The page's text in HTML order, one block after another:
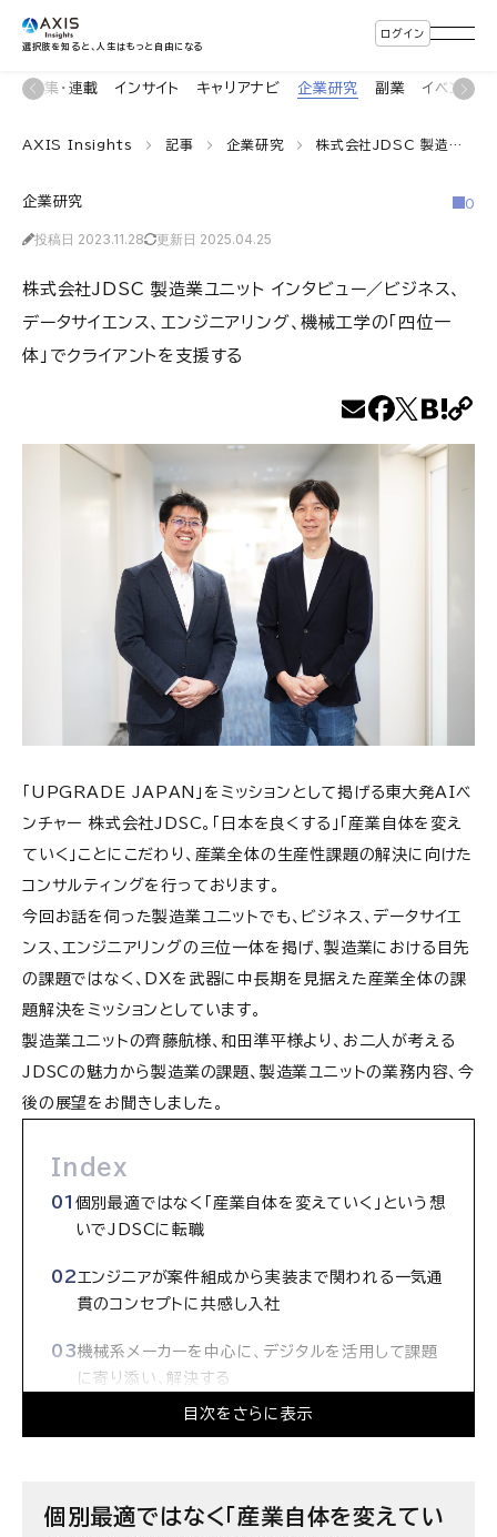
選択肢を知ると、人生はもっと自由になる
ログイン
特集・連載 インサイト キャリアナビ 企業研究 副業 イベント
AXIS Insights 記事 企業研究 株式会社JDSC 製造業ユニット インタビュー／ビジネス、データサイエンス、エンジニアリング、機械工学の「四位一体」でクライアントを支援する
企業研究
投稿日 2023.11.28 更新日 2025.04.25
0
株式会社JDSC 製造業ユニット インタビュー／ビジネス、
データサイエンス、エンジニアリング、機械工学の「四位一
体」でクライアントを支援する
「UPGRADE JAPAN」をミッションとして掲げる東大発AIベ
ンチャー 株式会社JDSC。「日本を良くする」「産業自体を変え
ていく」ことにこだわり、産業全体の生産性課題の解決に向けた
コンサルティングを行っております。
今回お話を伺った製造業ユニットでも、ビジネス、データサイエ
ンス、エンジニアリングの三位一体を掲げ、製造業における目先
の課題ではなく、DXを武器に中長期を見据えた産業全体の課
題解決をミッションとしています。
製造業ユニットの齊藤航様、和田準平様より、お二人が考える
JDSCの魅力から製造業の課題、製造業ユニットの業務内容、今
後の展望をお聞きしました。
Index
目次をさらに表示
個別最適ではなく「産業自体を変えていく」という想
いでJDSCに転職
エンジニアが案件組成から実装まで関われる一気通
貫のコンセプトに共感し入社
機械系メーカーを中心に、デジタルを活用して課題
に寄り添い、解決する
コラボレーションの実現を支えるSPEAK UPの文
ている
個別最適ではなく「産業自体を変えてい